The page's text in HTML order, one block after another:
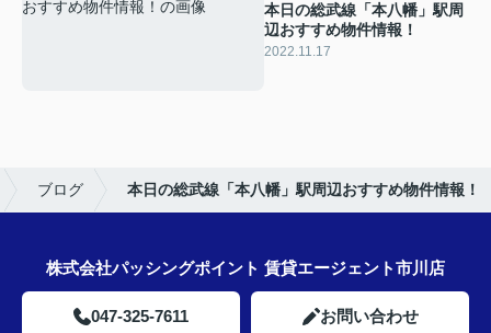
本日の総武線「本八幡」駅周
辺おすすめ物件情報！
2022.11.17
ブログ 本日の総武線「本八幡」駅周辺おすすめ物件情報！
株式会社パッシングポイント 賃貸エージェント市川店
047-325-7611 お問い合わせ